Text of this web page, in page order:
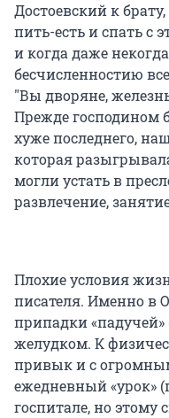
Достоевский к
пить-есть и спать с
и когда даже
бесчисленностию
"Вы дворяне,
Прежде господином
хуже последнего,
которая
могли устать в
развлечение,
Плохие условия
писателя. Именно в
припадки
желудком. К
привык и с
ежедневный «урок»
госпитале, но этому